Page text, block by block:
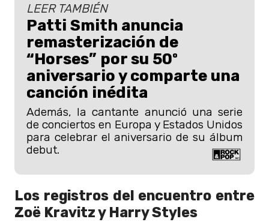
LEER TAMBIÉN
Patti Smith anuncia
remasterización de
“Horses” por su 50º
aniversario y comparte una
canción inédita
Además, la cantante anunció una serie
de conciertos en Europa y Estados Unidos
para celebrar el aniversario de su álbum
debut.
Los registros del encuentro entre
Zoë Kravitz y Harry Styles